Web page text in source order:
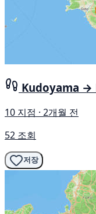
Kudoyama →
10 지점 · 2개월 전
52 조회
저장